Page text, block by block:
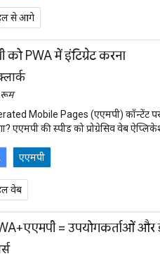
से आगे
को PWA में इंटिग्रेट करना
रूम
Mobile Pages (एएमपी) कॉन्टेंट पर
एएमपी की स्पीड को प्रोग्रेसिव वेब
एएमपी
वेब
= उपयोगकर्ताओं